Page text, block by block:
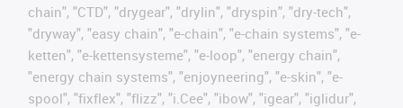
chain", "CTD", "drygear", "drylin", "dryspin", "dry-tech",
"dryway", "easy chain", "e-chain", "e-chain systems", "e-
ketten", "e-kettensysteme", "e-loop", "energy chain",
"energy chain systems", "enjoyneering", "e-skin", "e-
spool", "fixflex", "flizz", "i.Cee", "ibow", "igear", "iglidur",